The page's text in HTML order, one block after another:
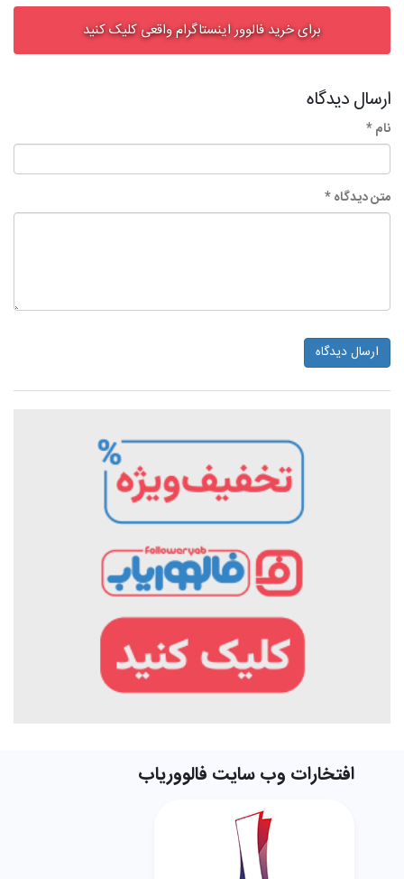
برای خرید فالوور اینستاگرام واقعی کلیک کنید
ارسال دیدگاه
نام *
متن دیدگاه *
ارسال دیدگاه
افتخارات وب سایت فالووریاب